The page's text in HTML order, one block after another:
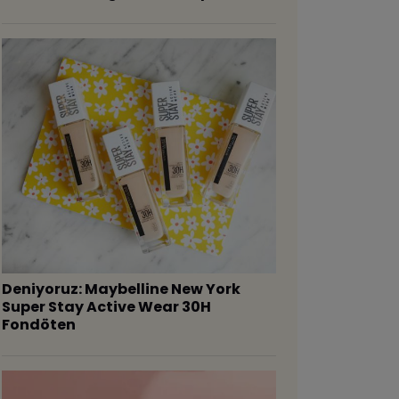
Deniyoruz: Maybelline New York
Super Stay Active Wear 30H
Fondöten